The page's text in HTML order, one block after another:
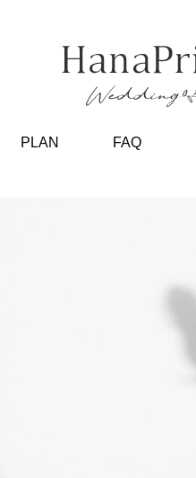
PLAN FAQ